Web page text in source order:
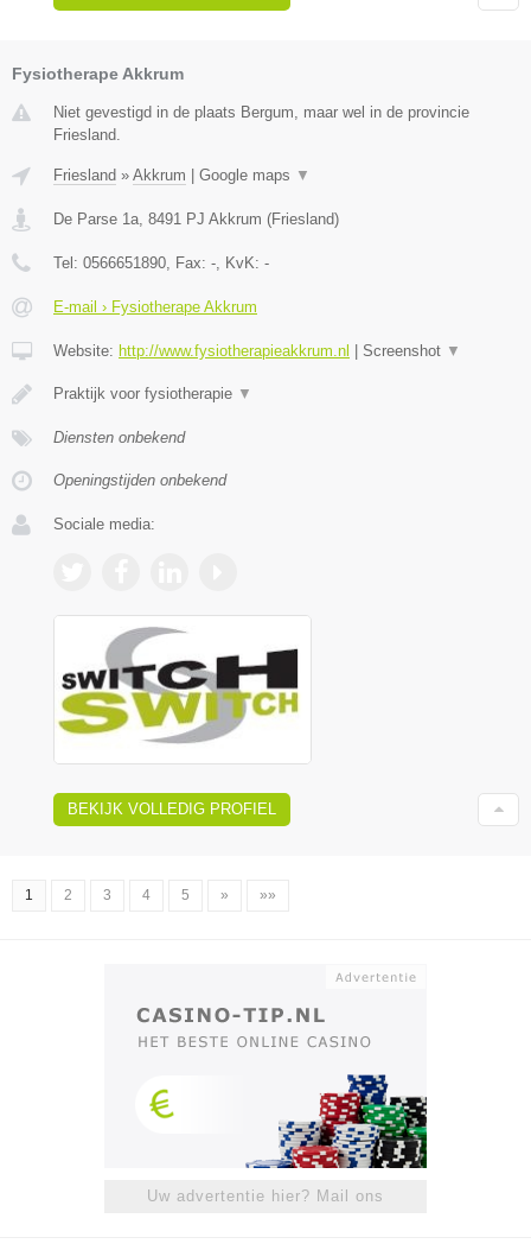
Fysiotherape Akkrum
Niet gevestigd in de plaats Bergum, maar wel in de provincie
Friesland.
Friesland » Akkrum Google maps ▼
De Parse 1a, 8491 PJ Akkrum (Friesland)
Tel: 0566651890, Fax: -, KvK: -
E-mail › Fysiotherape Akkrum
Website: http://www.fysiotherapieakkrum.nl Screenshot ▼
Praktijk voor fysiotherapie ▼
Diensten onbekend
Openingstijden onbekend
Sociale media:
BEKIJK VOLLEDIG PROFIEL
1 2 3 4 5 » »»
Uw advertentie hier? Mail ons